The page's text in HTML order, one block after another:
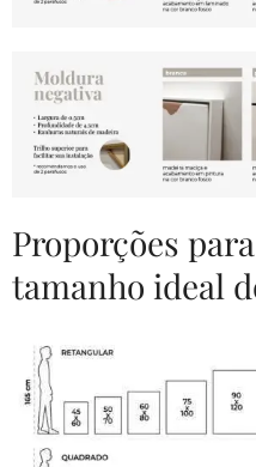
Proporções
tamanho ideal